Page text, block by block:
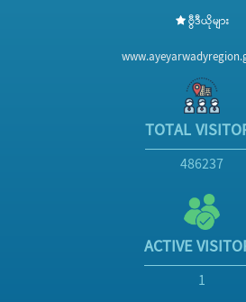
ဗွီဒီယိုများ
TOTAL
486237
ACTIVE
1